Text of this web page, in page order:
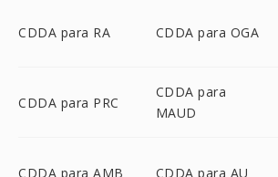
CDDA para RA CDDA para OGA
CDDA para PRC
CDDA para
MAUD
CDDA para AMB CDDA para AU